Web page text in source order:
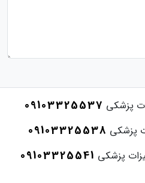
پزشکی 09103325537
پزشکی 09103325538
پزشکی 09103325541